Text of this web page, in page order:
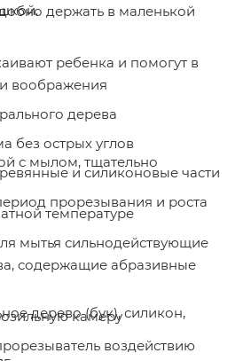
держать в маленькой
ребенка и помогут в
воображения
дерева
без острых углов
и силиконовые части
прорезывания и роста
с мылом, тщательно
температуре
мытья сильнодействующие
содержащие абразивные
камеру
воздействию
дерево (бук), силикон,